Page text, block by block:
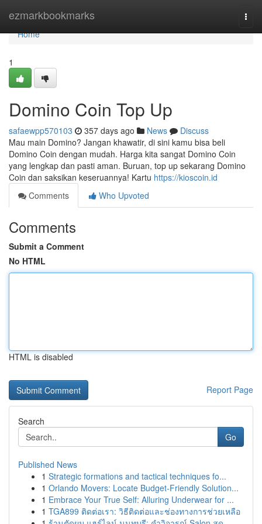
ezmarkbookmarks
Home
Home
1
Domino Coin Top Up
safaewpp570103 357 days ago News
Discuss
Mau main Domino? Jangan khawatir, di sini kamu bisa beli
Domino Coin dengan mudah. Harga kita sangat Domino Coin
yang lengkap dan pasti aman. Buruan, top up sekarang Domino
Coin dan saksikan keseruannya! Kartu https://kioscoin.id
Comments
Who Upvoted
Comments
Submit a Comment
No HTML
HTML is disabled
Report Page
Search
Go
Published News
1 Strategic formations and tactical techniques fo...
1 Orlando Movers: Locate Budget-Friendly Solution...
1 Embrace Your True Self: Alluring Underwear for ...
1 TGA899 ติดต่อเรา: วิธีติดต่อและช่องทางการช่วยเหลือ